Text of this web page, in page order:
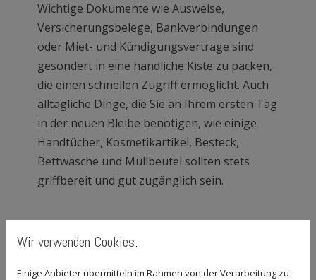
Wichtige Dokumente wie Ausweise,
Versicherungsbelege, Bankverbindungen
oder Miet- und Kündigungsverträge sind
gesondert in eine handliche Kiste zu packen,
die einen schnellen Zugriff ermöglicht. Auch
alltägliche Dinge, die Sie an Ihrem ersten Tag
in der neuen Bleibe benötigen, wie einige
Handtücher, Kosmetikartikel, Besteck,
Bettwäsche und Müllbeutel sollten stets
griffbereit und gut zugänglich sein.
Fehler vermeiden: Darauf gilt
es bei einem Umzug zu
Wir verwenden Cookies.
Einige Anbieter übermitteln im Rahmen von der Verarbeitung zu